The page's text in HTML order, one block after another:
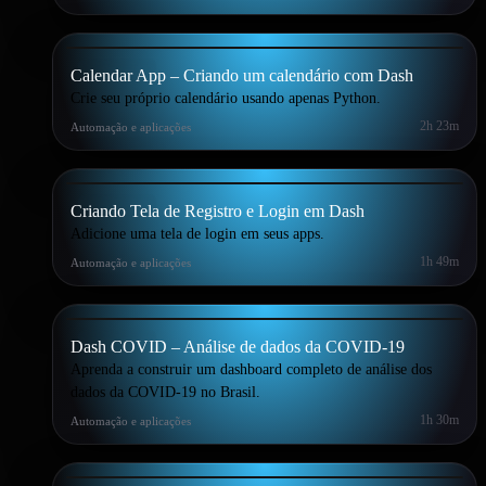
PROJETO Intermediário
Calendar App – Criando um calendário com Dash
Crie seu próprio calendário usando apenas Python.
Automação e aplicações 2h 23m
PROJETO
Criando Tela de Registro e Login em Dash
Adicione uma tela de login em seus apps.
Automação e aplicações 1h 49m
PROJETO Intermediário
Dash COVID – Análise de dados da COVID-19
Aprenda a construir um dashboard completo de análise dos
dados da COVID-19 no Brasil.
Automação e aplicações 1h 30m